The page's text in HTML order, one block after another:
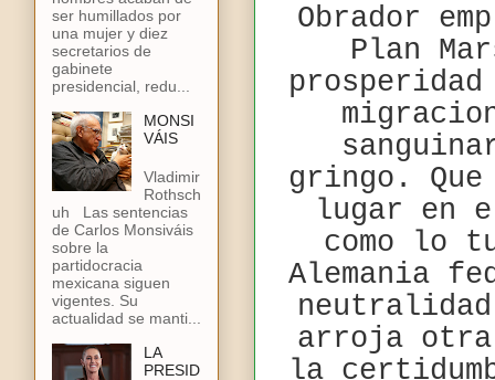
Obrador
Plan
gringo. Que
lugar en
como lo
Alemania
arroja otra
la
ser humillados por
una mujer y diez
secretarios de
gabinete
presidencial, redu...
MONSI
VÁIS
Vladimir
Rothsch
uh Las sentencias
de Carlos Monsiváis
sobre la
partidocracia
mexicana siguen
vigentes. Su
actualidad se manti...
LA
PRESID